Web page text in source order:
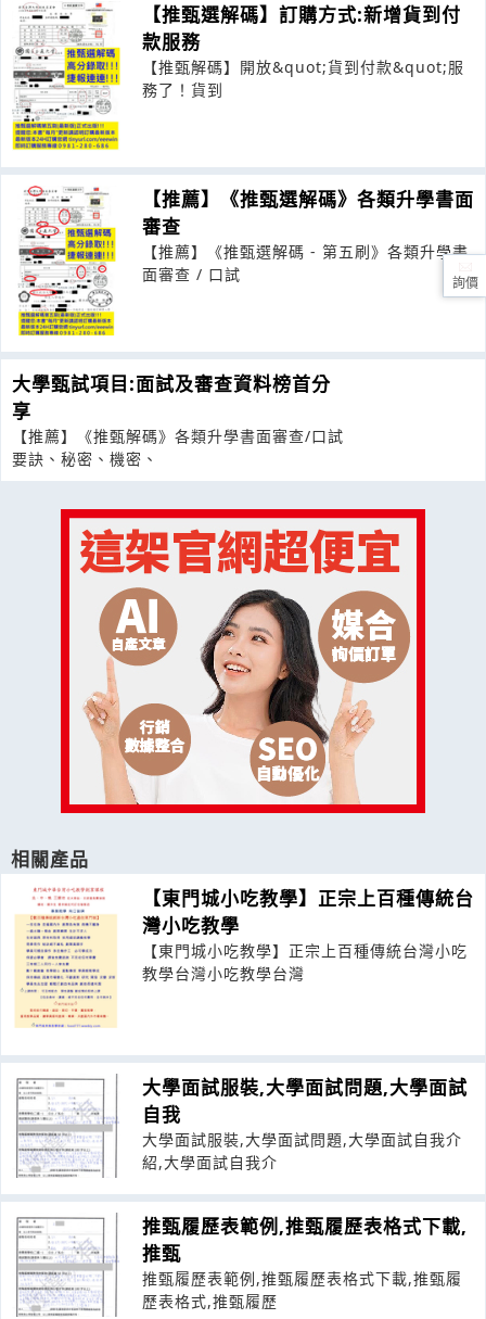
【推甄選解碼】訂購方式:新增貨到付
款服務
【推甄解碼】開放&quot;貨到付款&quot;服
務了！貨到
【推薦】《推甄選解碼》各類升學書面
審查
【推薦】《推甄選解碼 - 第五刷》各類升學書
面審查 / 口試
大學甄試項目:面試及審查資料榜首分
享
【推薦】《推甄解碼》各類升學書面審查/口試
要訣、秘密、機密、
相關產品
【東門城小吃教學】正宗上百種傳統台
灣小吃教學
【東門城小吃教學】正宗上百種傳統台灣小吃
教學台灣小吃教學台灣
大學面試服裝,大學面試問題,大學面試
自我
大學面試服裝,大學面試問題,大學面試自我介
紹,大學面試自我介
推甄履歷表範例,推甄履歷表格式下載,
推甄
推甄履歷表範例,推甄履歷表格式下載,推甄履
歷表格式,推甄履歷
詢價